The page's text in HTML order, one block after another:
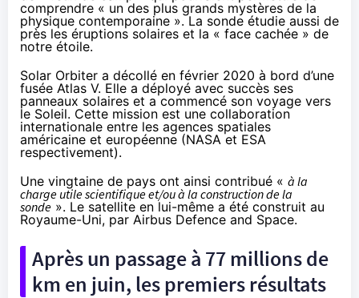
comprendre « un des plus grands mystères de la
physique contemporaine ». La sonde étudie aussi de
près les éruptions solaires et la « face cachée » de
notre étoile.
Solar Orbiter a décollé en février 2020 à bord d’une
fusée Atlas V. Elle a déployé avec succès ses
panneaux solaires et a commencé son voyage vers
le Soleil. Cette mission est une collaboration
internationale entre les agences spatiales
américaine et européenne (NASA et ESA
respectivement).
Une vingtaine de pays ont ainsi contribué « à la
charge utile scientifique et/ou à la construction de la
sonde ». Le satellite en lui-même a été construit au
Royaume-Uni, par Airbus Defence and Space.
Après un passage à 77 millions de
km en juin, les premiers résultats